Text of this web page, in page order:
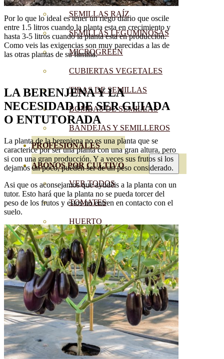
SEMILLAS RAÍZ
SEMILLAS LEGUMINOSAS
MICROGREEN
CUBIERTAS VEGETALES
TIRAS DE SEMILLAS
BOMBAS DE SEMILLAS
BANDEJAS Y SEMILLEROS
PROFESIONALES
ABONOS POR CULTIVO
VER TODOS
TOMATES
HUERTO
CÍTRICOS
FRUTALES
CÉSPED
BONSAI
CONÍFERAS Y SETOS
OLIVO
CACTUS, CRASAS Y
Por lo que lo ideal es tener un riego diario que oscile
entre 1.5 litros cuando la planta esta en crecimiento y
hasta 3-5 litros cuando la planta esta en producción.
Como veis las exigencias son muy parecidas a las de
las otras plantas de su familia.
LA BERENJENA Y LA
NECESIDAD DE SER GUIADA
O ENTUTORADA
La planta de la berenjena no es una planta que se
caracterice por ser una planta con una gran altura, pero
si con una gran producción. Y a veces sus frutos si los
dejamos un poco, pueden ser de un peso considerado.
Asi que os aconsejamos que ayudéis a la planta con un
tutor. Esto hará que la planta no se pueda torcer del
peso de los frutos y estos no entren en contacto con el
suelo.